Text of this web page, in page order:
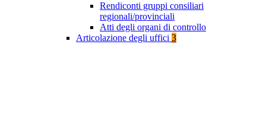
Rendiconti gruppi consiliari
regionali/provinciali
Atti degli organi di controllo
Articolazione degli uffici 3